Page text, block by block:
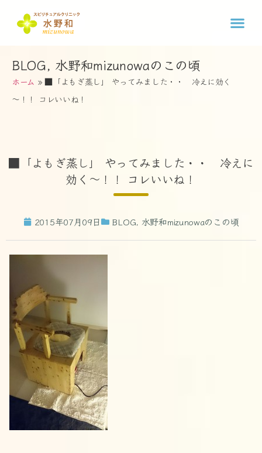
BLOG, 水野和mizunowaのこの頃
ホーム »■「よもぎ蒸し」 やってみました・・ 冷えに効く
～！！ コレいいね！
■「よもぎ蒸し」 やってみました・・ 冷えに
効く～！！ コレいいね！
2015年07月09日 BLOG, 水野和mizunowaのこの頃